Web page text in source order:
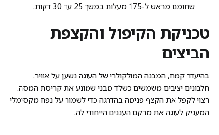
שחומם מראש ל-175 מעלות במשך 25 עד 30 דקות.
טכניקת הקיפול והקצפת
הביצים
בהיעדר קמח, המבנה המולקולרי של העוגה נשען על אוויר.
חלבונים יציבים משמשים כשלד מבני שמונע את קריסת המסה.
רצוי לקפל את הקצף פנימה בהדרגה כדי לשמור על נפח מקסימלי
המעניק לעוגה את מרקם העננים הייחודי לה.